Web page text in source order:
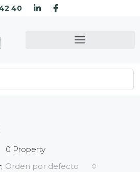
40
0 Property
Orden por defecto